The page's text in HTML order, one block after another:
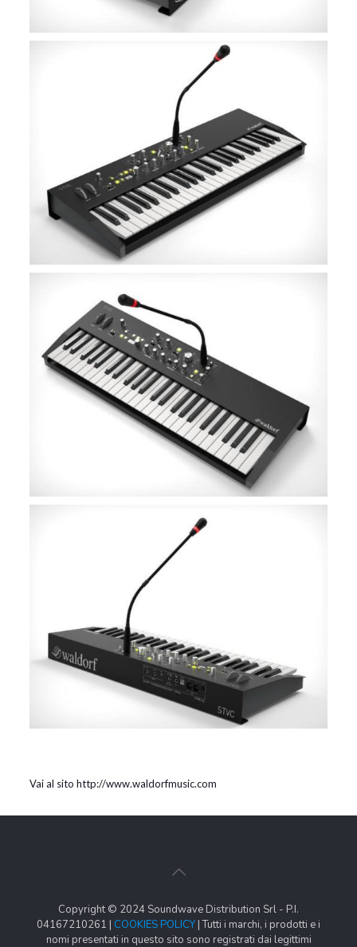
Vai al sito http://www.waldorfmusic.com
Copyright © 2024 Soundwave Distribution Srl - P.I.
04167210261 | COOKIES POLICY | Tutti i marchi, i prodotti e i
nomi presentati in questo sito sono registrati dai legittimi